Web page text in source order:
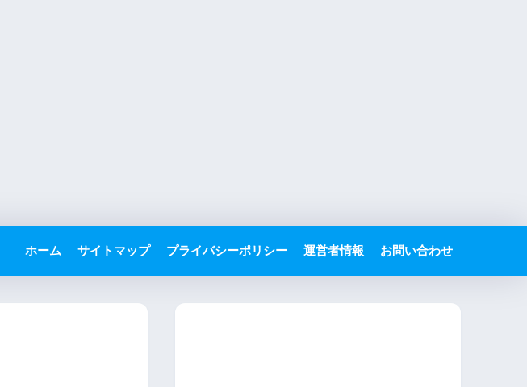
ホーム サイトマップ プライバシーポリシー 運営者情報 お問い合わせ